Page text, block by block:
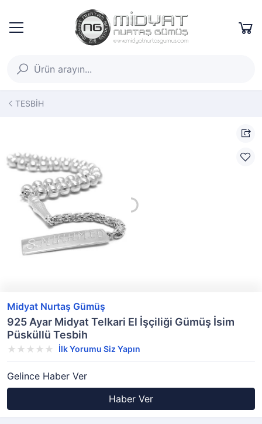
TESBİH
Midyat Nurtaş Gümüş
925 Ayar Midyat Telkari El İşçiliği Gümüş İsim
Püsküllü Tesbih
İlk Yorumu Siz Yapın
Gelince Haber Ver
Haber Ver